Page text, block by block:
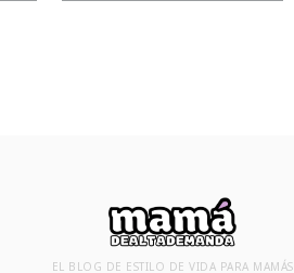
EL BLOG DE ESTILO DE VIDA PARA MAMÁS